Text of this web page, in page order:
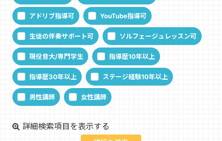
アドリブ指導可 YouTube指導可
生徒の伴奏サポート可 ソルフェージュレッスン可
現役音大/専門学生 指導歴10年以上
指導歴30年以上 ステージ経験10年以上
男性講師 女性講師
詳細検索項目を表示する